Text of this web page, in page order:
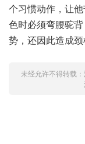
个习惯动作，让
色时必须弯腰驼
势，还因此造成
未经允许不得转载：